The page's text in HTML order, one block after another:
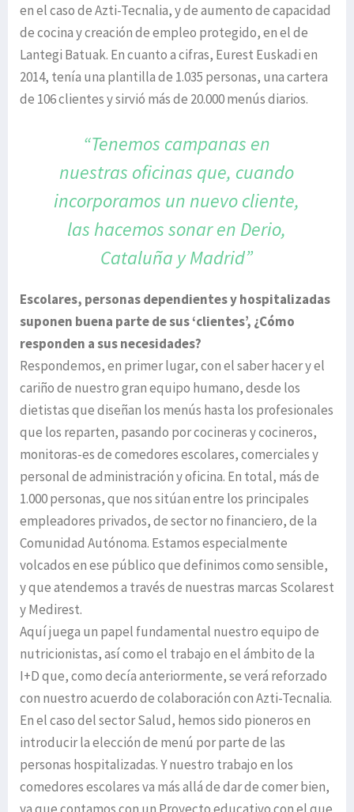
en el caso de Azti-Tecnalia, y de aumento de capacidad
de cocina y creación de empleo protegido, en el de
Lantegi Batuak. En cuanto a cifras, Eurest Euskadi en
2014, tenía una plantilla de 1.035 personas, una cartera
de 106 clientes y sirvió más de 20.000 menús diarios.
“Tenemos campanas en
nuestras oficinas que, cuando
incorporamos un nuevo cliente,
las hacemos sonar en Derio,
Cataluña y Madrid”
Escolares, personas dependientes y hospitalizadas
suponen buena parte de sus ‘clientes’, ¿Cómo
responden a sus necesidades?
Respondemos, en primer lugar, con el saber hacer y el
cariño de nuestro gran equipo humano, desde los
dietistas que diseñan los menús hasta los profesionales
que los reparten, pasando por cocineras y cocineros,
monitoras-es de comedores escolares, comerciales y
personal de administración y oficina. En total, más de
1.000 personas, que nos sitúan entre los principales
empleadores privados, de sector no financiero, de la
Comunidad Autónoma. Estamos especialmente
volcados en ese público que definimos como sensible,
y que atendemos a través de nuestras marcas Scolarest
y Medirest.
Aquí juega un papel fundamental nuestro equipo de
nutricionistas, así como el trabajo en el ámbito de la
I+D que, como decía anteriormente, se verá reforzado
con nuestro acuerdo de colaboración con Azti-Tecnalia.
En el caso del sector Salud, hemos sido pioneros en
introducir la elección de menú por parte de las
personas hospitalizadas. Y nuestro trabajo en los
comedores escolares va más allá de dar de comer bien,